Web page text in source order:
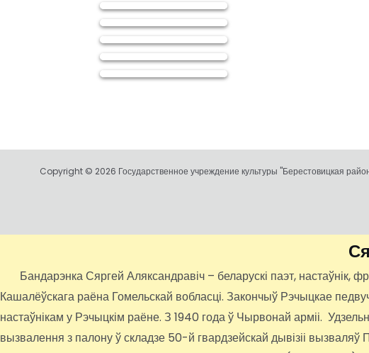
Copyright © 2026 Государственное учреждение культуры "Берестовицкая
Бандарэнка Сяргей Аляксандравіч – беларускі паэт, настаўнік,
Кашалёўскага раёна Гомельскай вобласці. Закончыў Рэчыцкае
настаўнікам у Рэчыцкім раёне. З 1940 года ў Чырвонай арміі.
вызвалення з палону ў складзе 50-й гвардзейскай дывізіі